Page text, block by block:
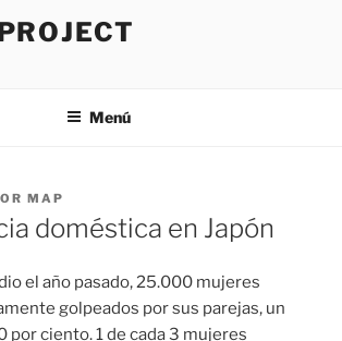
Menú
MAP
doméstica en Japón
el año pasado, 25.000 mujeres
golpeados por sus parejas, un
por ciento. 1 de cada 3 mujeres